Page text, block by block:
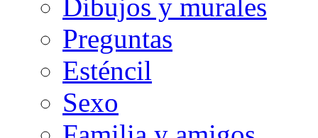
Dibujos y murales
Preguntas
Esténcil
Sexo